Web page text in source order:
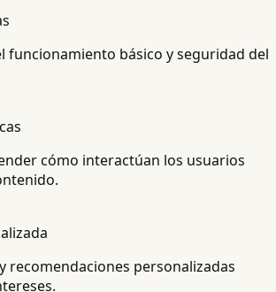
funcionamiento básico y seguridad del
cómo interactúan los usuarios
recomendaciones personalizadas